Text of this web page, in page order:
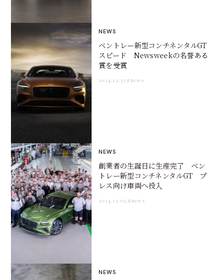
NEWS
ベントレー新型コンチネンタルGT
スピード Newsweekの名誉ある
賞を受賞
2024.12.31 #news
NEWS
創業者の生誕日に生産完了 ベン
トレー新型コンチネンタルGT プ
レス向け車両へ投入
2024.12.05 #news
NEWS